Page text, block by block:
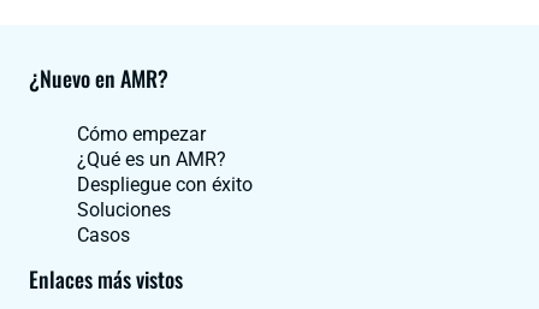
¿Nuevo en AMR?
Cómo empezar
¿Qué es un AMR?
Despliegue con éxito
Soluciones
Casos
Enlaces más vistos